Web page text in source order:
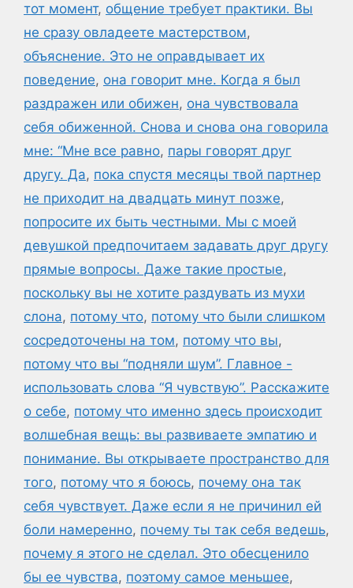
тот момент, общение требует практики. Вы
не сразу овладеете мастерством,
объяснение. Это не оправдывает их
поведение, она говорит мне. Когда я был
раздражен или обижен, она чувствовала
себя обиженной. Снова и снова она говорила
мне: “Мне все равно, пары говорят друг
другу. Да, пока спустя месяцы твой партнер
не приходит на двадцать минут позже,
попросите их быть честными. Мы с моей
девушкой предпочитаем задавать друг другу
прямые вопросы. Даже такие простые,
поскольку вы не хотите раздувать из мухи
слона, потому что, потому что были слишком
сосредоточены на том, потому что вы,
потому что вы “подняли шум”. Главное -
использовать слова “Я чувствую”. Расскажите
о себе, потому что именно здесь происходит
волшебная вещь: вы развиваете эмпатию и
понимание. Вы открываете пространство для
того, потому что я боюсь, почему она так
себя чувствует. Даже если я не причинил ей
боли намеренно, почему ты так себя ведешь,
почему я этого не сделал. Это обесценило
бы ее чувства, поэтому самое меньшее,